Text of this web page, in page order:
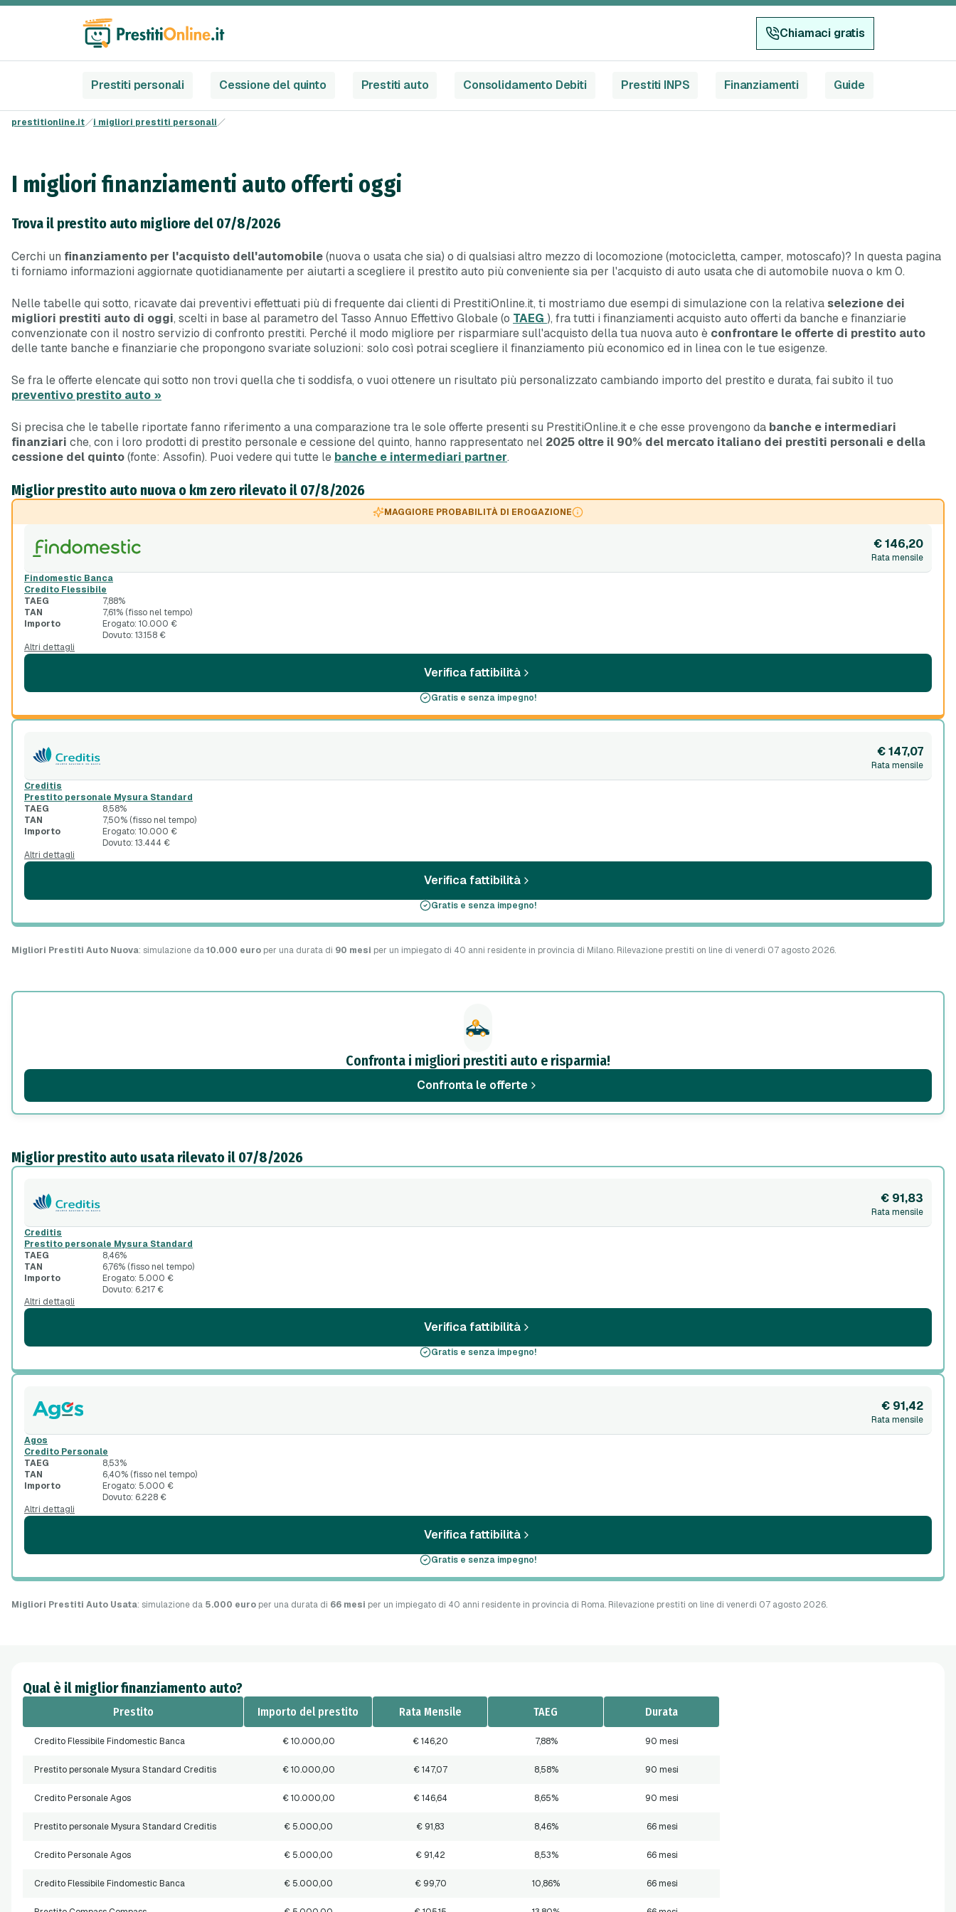
Chiamaci gratis
Prestiti personali Cessione del quinto Prestiti auto Consolidamento Debiti Prestiti INPS Finanziamenti Guide
prestitionline.it i migliori prestiti personali
I migliori finanziamenti auto offerti oggi
Trova il prestito auto migliore del 07/8/2026
Cerchi un finanziamento per l'acquisto dell'automobile(nuova o usata che sia) o di qualsiasi altro mezzo di locomozione (motocicletta, camper, motoscafo)? In questa pagina
ti forniamo informazioni aggiornate quotidianamente per aiutarti a scegliere il prestito auto più conveniente sia per l'acquisto di auto usata che di automobile nuova o km 0.
Nelle tabelle qui sotto, ricavate dai preventivi effettuati più di frequente dai clienti di PrestitiOnline.it, ti mostriamo due esempi di simulazione con la relativaselezione dei
migliori prestiti auto di oggi, scelti in base al parametro del Tasso Annuo Effettivo Globale (o TAEG ), fra tutti i finanziamenti acquisto auto offerti da banche e finanziarie
convenzionate con il nostro servizio di confronto prestiti. Perché il modo migliore per risparmiare sull'acquisto della tua nuova auto è confrontare le offerte di prestito auto
delle tante banche e finanziarie che propongono svariate soluzioni: solo così potrai scegliere il finanziamento più economico ed in linea con le tue esigenze.
Se fra le offerte elencate qui sotto non trovi quella che ti soddisfa, o vuoi ottenere un risultato più personalizzato cambiando importo del prestito e durata, fai subito il tuo
preventivo prestito auto »
Si precisa che le tabelle riportate fanno riferimento a una comparazione tra le sole offerte presenti su PrestitiOnline.it e che esse provengono da banche e intermediari
finanziari che, con i loro prodotti di prestito personale e cessione del quinto, hanno rappresentato nel 2025 oltre il 90% del mercato italiano dei prestiti personali e della
cessione del quinto(fonte: Assofin). Puoi vedere qui tutte le banche e intermediari partner.
Miglior prestito auto nuova o km zero rilevato il 07/8/2026
MAGGIORE PROBABILITÀ DI EROGAZIONE
€ 146,20
Rata mensile
Findomestic Banca
Credito Flessibile
TAEG
7,88%
TAN
7,61% (fisso nel tempo)
Importo
Erogato: 10.000 €
Dovuto: 13.158 €
Altri dettagli
Verifica fattibilità
Gratis e senza impegno!
€ 147,07
Rata mensile
Creditis
Prestito personale Mysura Standard
TAEG
8,58%
TAN
7,50% (fisso nel tempo)
Importo
Erogato: 10.000 €
Dovuto: 13.444 €
Altri dettagli
Verifica fattibilità
Gratis e senza impegno!
Migliori Prestiti Auto Nuova: simulazione da10.000 euro per una durata di 90 mesi per un impiegato di 40 anni residente in provincia di Milano. Rilevazione prestiti on line di venerdì 07 agosto 2026.
Confronta i migliori prestiti auto e risparmia!
Confronta le offerte
Miglior prestito auto usata rilevato il 07/8/2026
€ 91,83
Rata mensile
Creditis
Prestito personale Mysura Standard
TAEG
8,46%
TAN
6,76% (fisso nel tempo)
Importo
Erogato: 5.000 €
Dovuto: 6.217 €
Altri dettagli
Verifica fattibilità
Gratis e senza impegno!
€ 91,42
Rata mensile
Agos
Credito Personale
TAEG
8,53%
TAN
6,40% (fisso nel tempo)
Importo
Erogato: 5.000 €
Dovuto: 6.228 €
Altri dettagli
Verifica fattibilità
Gratis e senza impegno!
Migliori Prestiti Auto Usata: simulazione da 5.000 euro per una durata di 66 mesi per un impiegato di 40 anni residente in provincia di Roma. Rilevazione prestiti on line di venerdì 07 agosto 2026.
Qual è il miglior finanziamento auto?
Prestito Importo del prestito Rata Mensile TAEG Durata
Credito Flessibile Findomestic Banca € 10.000,00 € 146,20 7,88% 90 mesi
Prestito personale Mysura Standard Creditis € 10.000,00 € 147,07 8,58% 90 mesi
Credito Personale Agos € 10.000,00 € 146,64 8,65% 90 mesi
Prestito personale Mysura Standard Creditis € 5.000,00 € 91,83 8,46% 66 mesi
Credito Personale Agos € 5.000,00 € 91,42 8,53% 66 mesi
Credito Flessibile Findomestic Banca € 5.000,00 € 99,70 10,86% 66 mesi